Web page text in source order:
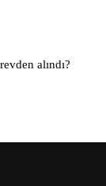
alındı?